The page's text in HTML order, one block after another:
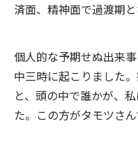
済面、精神面で過渡期と
個人的な予期せぬ出来
中三時に起こりました
と、頭の中で誰かが、
た。この方がタモツさん